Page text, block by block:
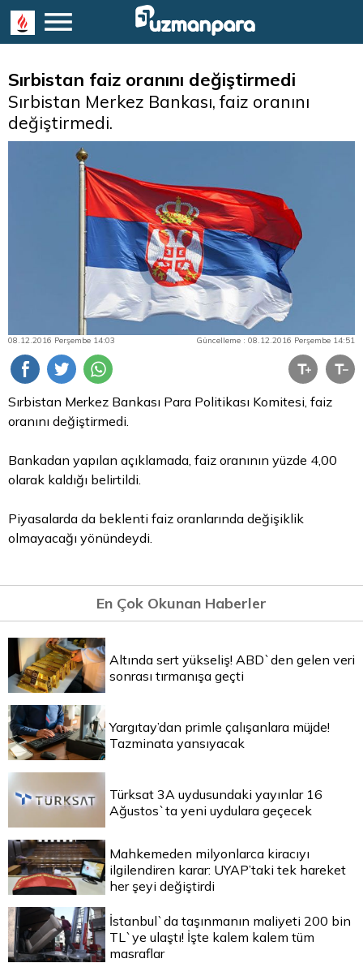
Sırbistan faiz oranını değiştirmedi
Sırbistan Merkez Bankası, faiz oranını
değiştirmedi.
08.12.2016 Perşembe 14:03 Güncelleme : 08.12.2016 Perşembe 14:51
Sırbistan Merkez Bankası Para Politikası Komitesi, faiz
oranını değiştirmedi.
Bankadan yapılan açıklamada, faiz oranının yüzde 4,00
olarak kaldığı belirtildi.
Piyasalarda da beklenti faiz oranlarında değişiklik
olmayacağı yönündeydi.
En Çok Okunan Haberler
Altında sert yükseliş! ABD`den gelen veri
sonrası tırmanışa geçti
Yargıtay’dan primle çalışanlara müjde!
Tazminata yansıyacak
Türksat 3A uydusundaki yayınlar 16
Ağustos`ta yeni uydulara geçecek
Mahkemeden milyonlarca kiracıyı
ilgilendiren karar: UYAP’taki tek hareket
her şeyi değiştirdi
İstanbul`da taşınmanın maliyeti 200 bin
TL`ye ulaştı! İşte kalem kalem tüm
masraflar